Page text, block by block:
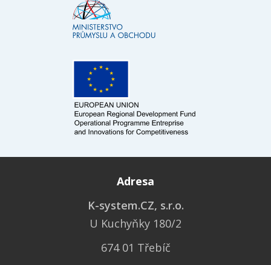
Adresa
K-system.CZ, s.r.o.
U Kuchyňky 180/2
674 01 Třebíč